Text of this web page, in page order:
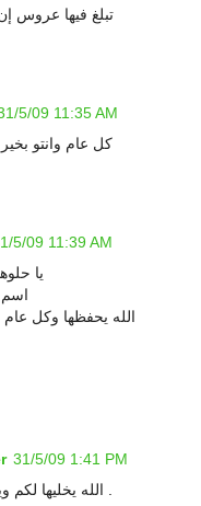
تبلغ فيها عروس
5/09 11:35 AM
كل عام وانتو
5/09 11:39 AM
يا
اسم
الله يحفظها وكل عام
31/5/09 1:41 PM